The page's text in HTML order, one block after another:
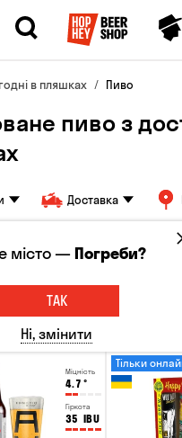
в пляшках Пиво
пиво з
Доставка
Пиво Сидр
Міцність
4.7 °
Гіркота
35 IBU
Тільки
місто —Погреби?
ТАК
Ні, змінити